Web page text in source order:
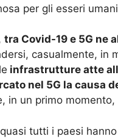
per gli esseri
tra Covid-19 e 5G ne
casualmente, in
infrastrutture atte
nel 5G la causa
in un primo
tutti i paesi